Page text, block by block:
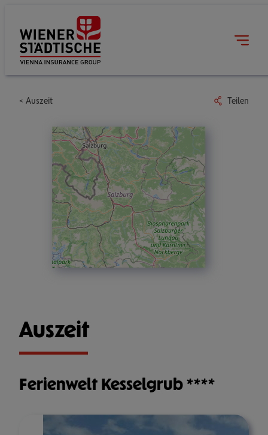
Auszeit Teilen
Auszeit
Ferienwelt Kesselgrub ****